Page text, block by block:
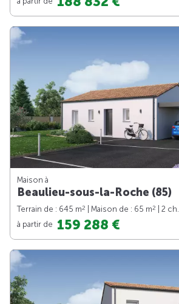
Maison à
Beaulieu-sous-la-Roche (85)
Terrain de : 645 m2 | Maison de : 65 m2
| 2 ch.
à partir de 159 288 €